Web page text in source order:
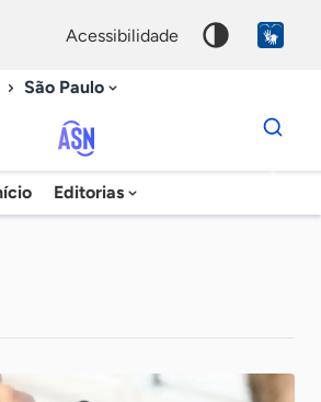
acessibilidade
São Paulo
Agência
Sebrae
Editorias
Dados
para
chave